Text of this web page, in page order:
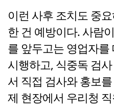
이런 사후 조치도 중
한 건 예방이다. 사람
를 앞두고는 영업자
시행하고, 식중독 검
서 직접 검사와 홍보
제 현장에서 우리청